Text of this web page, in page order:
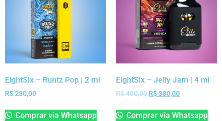
EightSix – Runtz Pop | 2 ml
R$280,00
Comprar via Whatsapp
EightSix – Jelly Jam | 4 ml
R$400,00 R$380,00
Comprar via Whatsapp